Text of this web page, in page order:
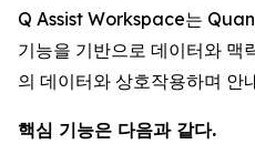
Q Assist Workspace는
기능을 기반으로 데이터와 맥
의 데이터와 상호작용하며 안
핵심 기능은 다음과 같다.